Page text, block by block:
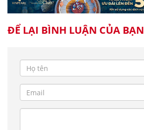
ĐỂ LẠI BÌNH LUẬN CỦA BẠN